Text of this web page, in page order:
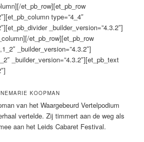
et_pb_row][et_pb_row
type=”4_4″
_builder_version=”4.3.2″]
et_pb_row][et_pb_row
_builder_version=”4.3.2″]
_builder_version=”4.3.2″][et_pb_text
KOOPMAN
van het Waargebeurd Vertelpodium
vertelde. Zij timmert aan de weg als
aan het Leids Cabaret Festival.